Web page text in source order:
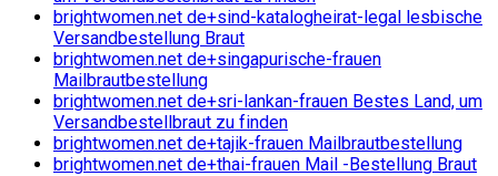
brightwomen.net de+sind-katalogheirat-legal lesbische
Versandbestellung Braut
brightwomen.net de+singapurische-frauen
Mailbrautbestellung
brightwomen.net de+sri-lankan-frauen Bestes Land, um
Versandbestellbraut zu finden
brightwomen.net de+tajik-frauen Mailbrautbestellung
brightwomen.net de+thai-frauen Mail -Bestellung Braut